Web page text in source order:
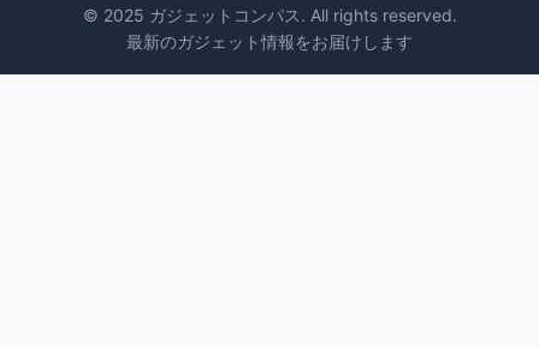
© 2025 ガジェットコンパス. All rights reserved.
最新のガジェット情報をお届けします